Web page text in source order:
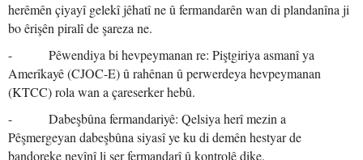
herêmên çiyayî gelekî jêhatî ne û fermandarên wan di plandanîna ji
bo êrişên piralî de şareza ne.
- Pêwendiya bi hevpeymanan re: Piştgiriya asmanî ya
Amerîkayê (CJOC-E) û rahênan û perwerdeya hevpeymanan
(KTCC) rola wan a çareserker hebû.
- Dabeşbûna fermandariyê: Qelsiya herî mezin a
Pêşmergeyan dabeşbûna siyasî ye ku di demên hestyar de
bandoreke neyînî li ser fermandarî û kontrolê dike.